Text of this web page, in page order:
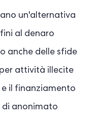
un'alternativa
al denaro
anche delle sfide
attività illecite
il finanziamento
di anonimato